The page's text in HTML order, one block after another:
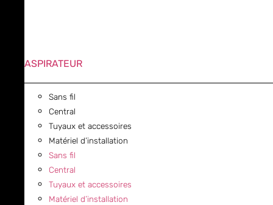
ASPIRATEUR
Sans fil
Central
Tuyaux et accessoires
Matériel d’installation
Sans fil
Central
Tuyaux et accessoires
Matériel d’installation